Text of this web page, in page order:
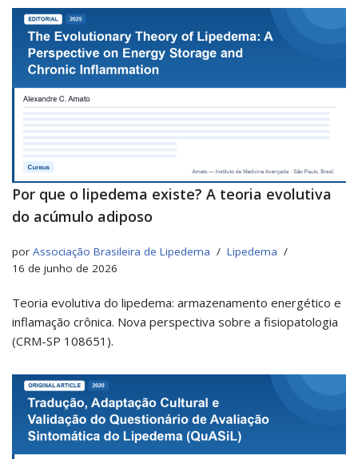
Por que o lipedema existe? A teoria evolutiva
do acúmulo adiposo
por Associação Brasileira de Lipedema
Lipedema
16 de junho de 2026
Teoria evolutiva do lipedema: armazenamento energético e
inflamação crônica. Nova perspectiva sobre a fisiopatologia
(CRM-SP 108651).